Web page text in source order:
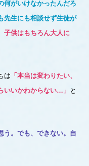
何がいけなかったんだろ
先生にも相談せず生徒が
子供はもちろん大人に
は 「本当は変わりたい、
いいかわからない…」 と
う。でも、できない。自